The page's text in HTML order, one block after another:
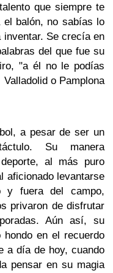
que siempre te
el balón, no sabías lo
inventar. Se crecía en
del que fue su
"a él no le podías
o Pamplona
a pesar de ser un
Su manera
al más puro
aficionado levantarse
y fuera del campo,
privaron de disfrutar
Aún así, su
hondo en el recuerdo
a día de hoy, cuando
pensar en su magia